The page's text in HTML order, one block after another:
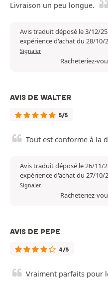
Livraison un peu longue.
Avis traduit déposé le 3/12/
expérience d'achat du 28/10/
Signaler
Racheteriez-
AVIS DE WALTER
5/5
Tout est conforme à la
Avis traduit déposé le 26/11/
expérience d'achat du 27/10/
Signaler
Racheteriez-
AVIS DE PEPE
4/5
Vraiment parfaits pour